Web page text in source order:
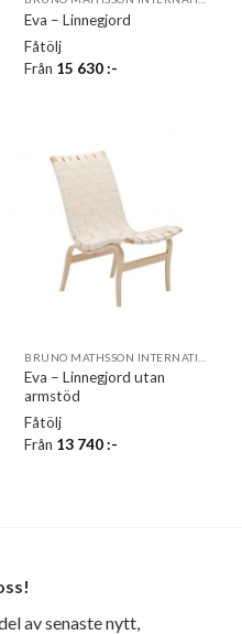
Eva – Linnegjord
Fåtölj
Från 15 630:-
Eva – Linnegjord utan
armstöd
Fåtölj
Från 13 740:-
av senaste nytt,